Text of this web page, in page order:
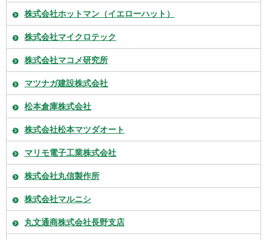
株式会社ホットマン（イエローハット）
株式会社マイクロテック
株式会社マコメ研究所
マツナガ建設株式会社
松本倉庫株式会社
株式会社松本マツダオート
マリモ電子工業株式会社
株式会社丸信製作所
株式会社マルニシ
丸文通商株式会社長野支店